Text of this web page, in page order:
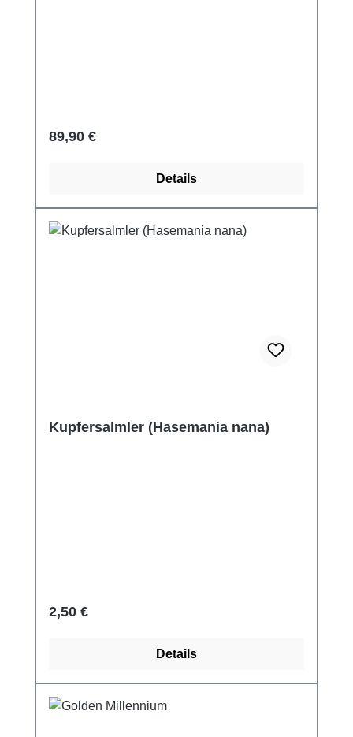
Regulärer Preis:
89,90 €
Details
Kupfersalmler (Hasemania nana)
Regulärer Preis:
2,50 €
Details